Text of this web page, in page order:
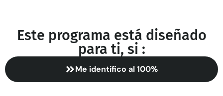
Este programa está diseñado
para ti, si :
Me identifico al 100%